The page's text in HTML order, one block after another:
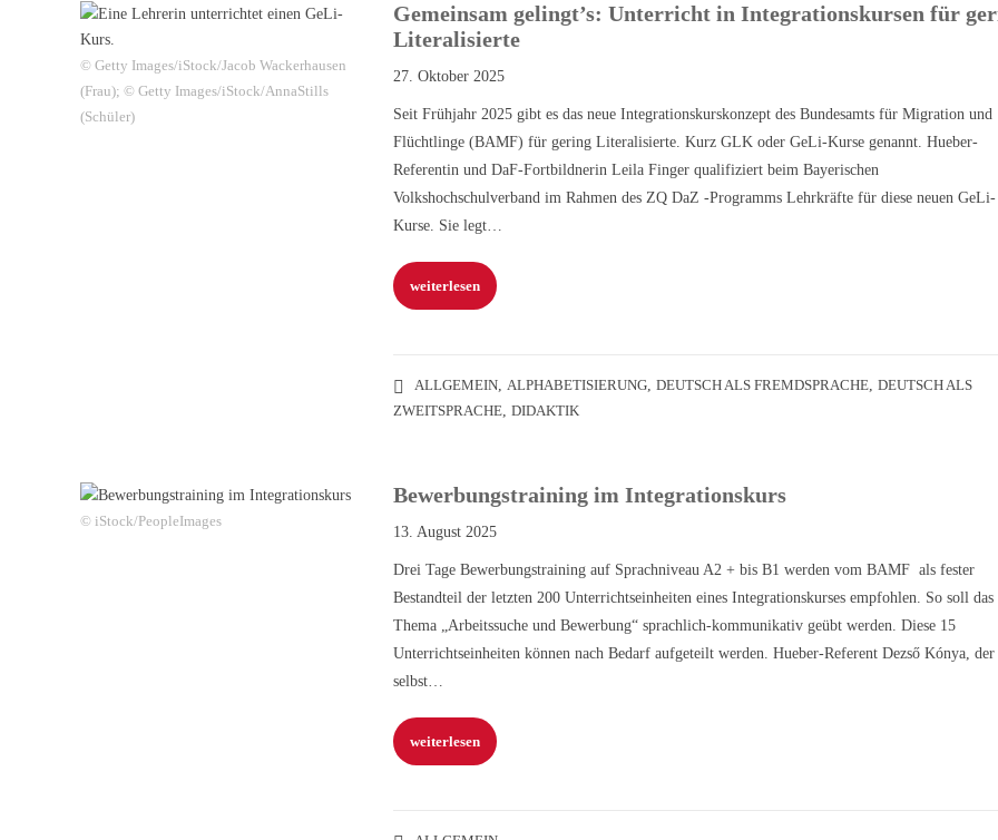
© Getty Images/iStock/Jacob Wackerhausen
(Frau); © Getty Images/iStock/AnnaStills
(Schüler)
Gemeinsam gelingt’s: Unterricht in Integrationskursen für
Literalisierte
27. Oktober 2025
Seit Frühjahr 2025 gibt es das neue Integrationskurskonzept des Bundesamts für Migration und
Flüchtlinge (BAMF) für gering Literalisierte. Kurz GLK oder GeLi-Kurse genannt. Hueber-
Referentin und DaF-Fortbildnerin Leila Finger qualifiziert beim Bayerischen
Volkshochschulverband im Rahmen des ZQ DaZ -Programms Lehrkräfte für diese neuen GeLi-
Kurse. Sie legt…
weiterlesen
ALLGEMEIN,ALPHABETISIERUNG,DEUTSCH ALS FREMDSPRACHE,DEUTSCH ALS
ZWEITSPRACHE,DIDAKTIK
© iStock/PeopleImages
Bewerbungstraining im Integrationskurs
13. August 2025
Drei Tage Bewerbungstraining auf Sprachniveau A2 + bis B1 werden vom BAMF als fester
Bestandteil der letzten 200 Unterrichtseinheiten eines Integrationskurses empfohlen. So soll das
Thema „Arbeitssuche und Bewerbung“ sprachlich-kommunikativ geübt werden. Diese 15
Unterrichtseinheiten können nach Bedarf aufgeteilt werden. Hueber-Referent Dezső Kónya, der
selbst…
weiterlesen